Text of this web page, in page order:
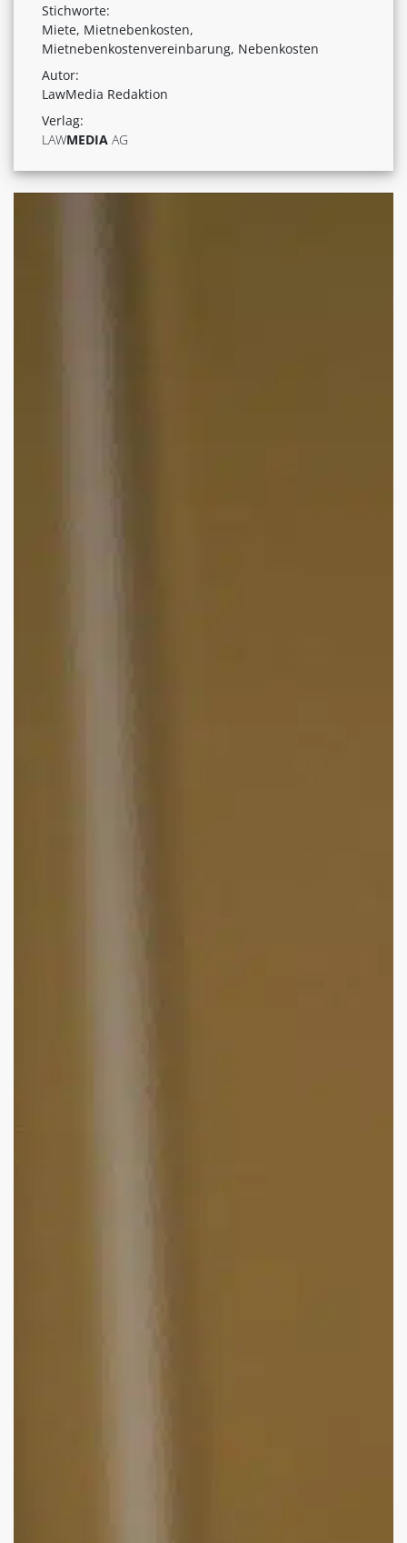
Stichworte:
Miete, Mietnebenkosten,
Mietnebenkostenvereinbarung, Nebenkosten
Autor:
LawMedia Redaktion
Verlag:
LAWMEDIA AG